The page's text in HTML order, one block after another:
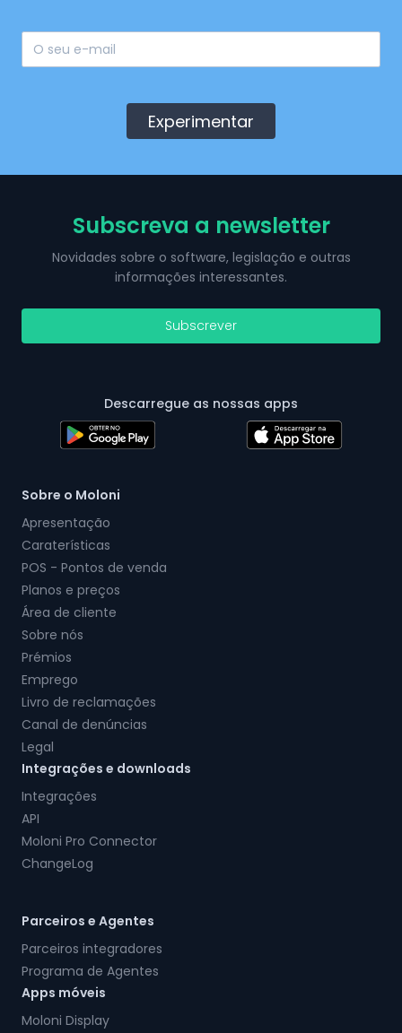
Experimentar
Subscreva a newsletter
Novidades sobre o software, legislação e outras
informações interessantes.
Subscrever
Descarregue as nossas apps
Sobre o Moloni
Apresentação
Caraterísticas
POS - Pontos de venda
Planos e preços
Área de cliente
Sobre nós
Prémios
Emprego
Livro de reclamações
Canal de denúncias
Legal
Integrações e downloads
Integrações
API
Moloni Pro Connector
ChangeLog
Parceiros e Agentes
Parceiros integradores
Programa de Agentes
Apps móveis
Moloni Display